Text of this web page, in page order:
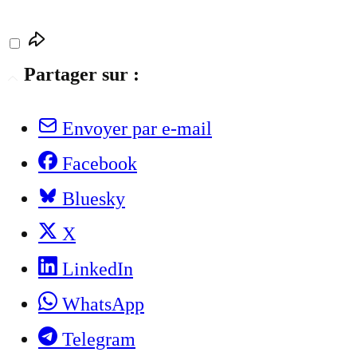
Partager sur :
Envoyer par e-mail
Facebook
Bluesky
X
LinkedIn
WhatsApp
Telegram